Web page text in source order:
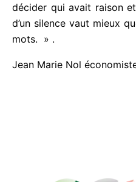
perpétuellement du
En ce qui me
mon statut